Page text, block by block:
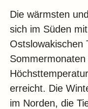
Die wärmsten
sich im Süden
Ostslowakischen
erreicht. Die
im Norden, die